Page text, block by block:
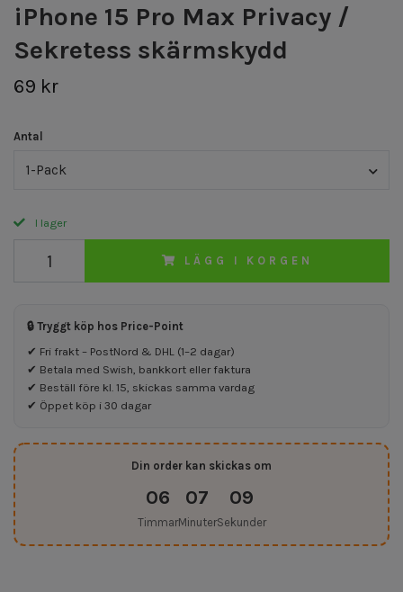
iPhone 15 Pro Max Privacy /
Sekretess skärmskydd
69 kr
Antal
1-Pack
I lager
LÄGG I KORGEN
🔒 Tryggt köp hos Price-Point
✔ Fri frakt – PostNord & DHL (1–2 dagar)
✔ Betala med Swish, bankkort eller faktura
✔ Beställ före kl. 15, skickas samma vardag
✔ Öppet köp i 30 dagar
Din order kan skickas om
06
Timmar
07
Minuter
09
Sekunder